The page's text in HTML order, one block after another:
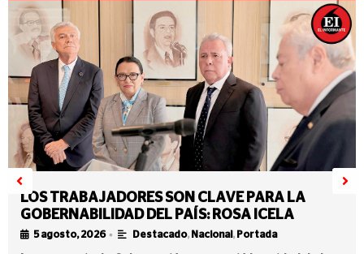
LOS TRABAJADORES SON CLAVE PARA LA
GOBERNABILIDAD DEL PAÍS: ROSA ICELA
5 agosto, 2026 • Destacado, Nacional , Portada